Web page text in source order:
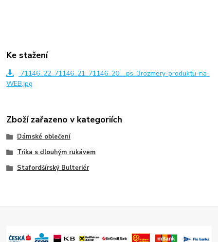
Ke stažení
71146_22_71146_21_71146_20__ps_3rozmery-produktu-na-
WEB.jpg
Zboží zařazeno v kategoriích
Dámské oblečení
Trika s dlouhým rukávem
Stafordšírský Bulteriér